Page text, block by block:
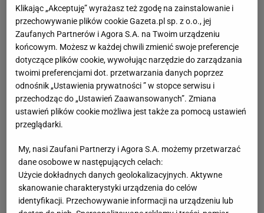
przedmiotów, których nie chcemy mieć na widoku w
salonie. Mimo, że nie ma potrzeby chowania pościeli w
sypialni, którą możemy zamknąć, dobrze jest
zainwestować w łóżko ze schowkami pod materacem -
ukryjemy tam poszewki na zmianę, zapasowe poduszki,
koce, matę do ćwiczeń. Schowki w sypialni możemy
umieścić również za łóżkiem - zamówić u stolarza (lub
wykonać samodzielnie) pogrubiony zagłówek, który
boków. Taki schowek w formie zagłówka może też być
płytka skrzynią z podnoszonym wiekiem, które na co
dzień wykorzystamy jako półkę do odkładania książek,
okularów czy telefonu przed zaśnięciem.
Klikając „Akceptuję” wyrażasz też zgodę na zainstalowanie i
przechowywanie plików cookie Gazeta.pl sp. z o.o., jej
Zaufanych Partnerów i Agora S.A. na Twoim urządzeniu
końcowym. Możesz w każdej chwili zmienić swoje preferencje
dotyczące plików cookie, wywołując narzędzie do zarządzania
twoimi preferencjami dot. przetwarzania danych poprzez
odnośnik „Ustawienia prywatności ” w stopce serwisu i
przechodząc do „Ustawień Zaawansowanych”. Zmiana
ustawień plików cookie możliwa jest także za pomocą ustawień
przeglądarki.
My, nasi Zaufani Partnerzy i Agora S.A. możemy przetwarzać
dane osobowe w następujących celach:
Użycie dokładnych danych geolokalizacyjnych. Aktywne
skanowanie charakterystyki urządzenia do celów
identyfikacji. Przechowywanie informacji na urządzeniu lub